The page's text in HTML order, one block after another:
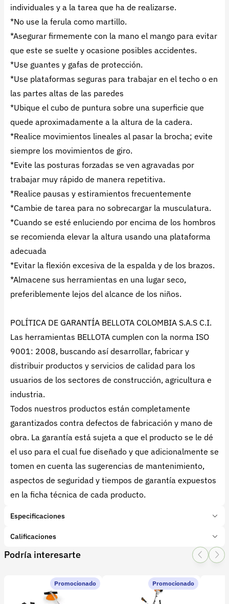
individuales y a la tarea que ha de realizarse.
*No use la ferula como martillo.
*Asegurar firmemente con la mano el mango para evitar
que este se suelte y ocasione posibles accidentes.
*Use guantes y gafas de protección.
*Use plataformas seguras para trabajar en el techo o en
las partes altas de las paredes
*Ubique el cubo de puntura sobre una superficie que
quede aproximadamente a la altura de la cadera.
*Realice movimientos lineales al pasar la brocha; evite
siempre los movimientos de giro.
*Evite las posturas forzadas se ven agravadas por
trabajar muy rápido de manera repetitiva.
*Realice pausas y estiramientos frecuentemente
*Cambie de tarea para no sobrecargar la musculatura.
*Cuando se esté enluciendo por encima de los hombros
se recomienda elevar la altura usando una plataforma
adecuada
*Evitar la flexión excesiva de la espalda y de los brazos.
*Almacene sus herramientas en una lugar seco,
preferiblemente lejos del alcance de los niños.
POLÍTICA DE GARANTÍA BELLOTA COLOMBIA S.A.S C.I.
Las herramientas BELLOTA cumplen con la norma ISO
9001: 2008, buscando así desarrollar, fabricar y
distribuir productos y servicios de calidad para los
usuarios de los sectores de construcción, agricultura e
industria.
Todos nuestros productos están completamente
garantizados contra defectos de fabricación y mano de
obra. La garantía está sujeta a que el producto se le dé
el uso para el cual fue diseñado y que adicionalmente se
tomen en cuenta las sugerencias de mantenimiento,
aspectos de seguridad y tiempos de garantía expuestos
en la ficha técnica de cada producto.
Especificaciones
Marca:
BELLOTA
Tipo de producto:Insumo
Subcategoría:Herramientas manuales (Cuchillos, machetes,
Calificaciones
1 Star
2 Star
3 Star4 Star
0 calificaciones
Podría interesarte
Promocionado Promocionado